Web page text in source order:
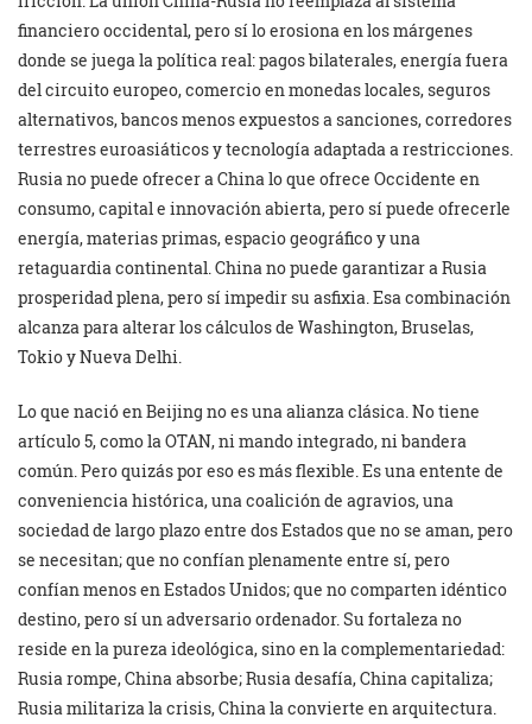
financiero occidental, pero sí lo erosiona en los márgenes
donde se juega la política real: pagos bilaterales, energía fuera
del circuito europeo, comercio en monedas locales, seguros
alternativos, bancos menos expuestos a sanciones, corredores
terrestres euroasiáticos y tecnología adaptada a restricciones.
Rusia no puede ofrecer a China lo que ofrece Occidente en
consumo, capital e innovación abierta, pero sí puede ofrecerle
energía, materias primas, espacio geográfico y una
retaguardia continental. China no puede garantizar a Rusia
prosperidad plena, pero sí impedir su asfixia. Esa combinación
alcanza para alterar los cálculos de Washington, Bruselas,
Tokio y Nueva Delhi.
Lo que nació en Beijing no es una alianza clásica. No tiene
artículo 5, como la OTAN, ni mando integrado, ni bandera
común. Pero quizás por eso es más flexible. Es una entente de
conveniencia histórica, una coalición de agravios, una
sociedad de largo plazo entre dos Estados que no se aman, pero
se necesitan; que no confían plenamente entre sí, pero
confían menos en Estados Unidos; que no comparten idéntico
destino, pero sí un adversario ordenador. Su fortaleza no
reside en la pureza ideológica, sino en la complementariedad:
Rusia rompe, China absorbe; Rusia desafía, China capitaliza;
Rusia militariza la crisis, China la convierte en arquitectura.